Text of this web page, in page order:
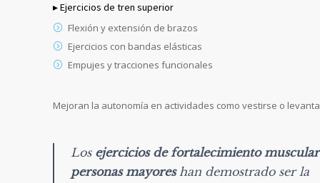
▸ Ejercicios de tren superior
Flexión y extensión de brazos
Ejercicios con bandas elásticas
Empujes y tracciones funcionales
Mejoran la autonomía en actividades como vestirse o
Los ejercicios de fortalecimiento
personas mayoreshan demostrado ser la